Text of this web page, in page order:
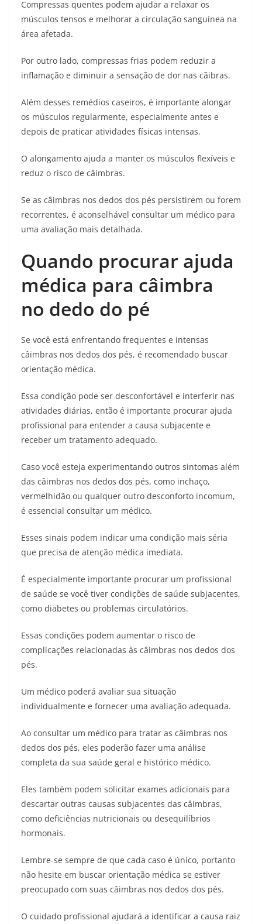
Compressas quentes podem ajudar a relaxar os
músculos tensos e melhorar a circulação sanguínea na
área afetada.
Por outro lado, compressas frias podem reduzir a
inflamação e diminuir a sensação de dor nas cãibras.
Além desses remédios caseiros, é importante alongar
os músculos regularmente, especialmente antes e
depois de praticar atividades físicas intensas.
O alongamento ajuda a manter os músculos flexíveis e
reduz o risco de câimbras.
Se as câimbras nos dedos dos pés persistirem ou forem
recorrentes, é aconselhável consultar um médico para
uma avaliação mais detalhada.
Quando procurar ajuda
médica para câimbra
no dedo do pé
Se você está enfrentando frequentes e intensas
câimbras nos dedos dos pés, é recomendado buscar
orientação médica.
Essa condição pode ser desconfortável e interferir nas
atividades diárias, então é importante procurar ajuda
profissional para entender a causa subjacente e
receber um tratamento adequado.
Caso você esteja experimentando outros sintomas além
das câimbras nos dedos dos pés, como inchaço,
vermelhidão ou qualquer outro desconforto incomum,
é essencial consultar um médico.
Esses sinais podem indicar uma condição mais séria
que precisa de atenção médica imediata.
É especialmente importante procurar um profissional
de saúde se você tiver condições de saúde subjacentes,
como diabetes ou problemas circulatórios.
Essas condições podem aumentar o risco de
complicações relacionadas às câimbras nos dedos dos
pés.
Um médico poderá avaliar sua situação
individualmente e fornecer uma avaliação adequada.
Ao consultar um médico para tratar as câimbras nos
dedos dos pés, eles poderão fazer uma análise
completa da sua saúde geral e histórico médico.
Eles também podem solicitar exames adicionais para
descartar outras causas subjacentes das câimbras,
como deficiências nutricionais ou desequilíbrios
hormonais.
Lembre-se sempre de que cada caso é único, portanto
não hesite em buscar orientação médica se estiver
preocupado com suas câimbras nos dedos dos pés.
O cuidado profissional ajudará a identificar a causa raiz